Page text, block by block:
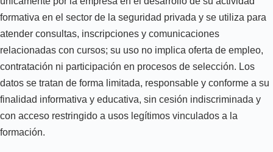
formativa en el sector de la seguridad privada y se utiliza para
atender consultas, inscripciones y comunicaciones
relacionadas con cursos; su uso no implica oferta de empleo,
contratación ni participación en procesos de selección. Los
datos se tratan de forma limitada, responsable y conforme a su
finalidad informativa y educativa, sin cesión indiscriminada y
con acceso restringido a usos legítimos vinculados a la
formación.